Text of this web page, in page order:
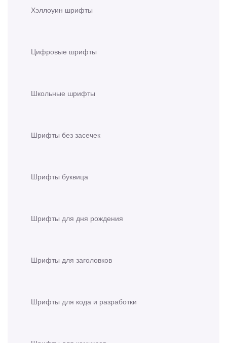
Хэллоуин шрифты
Цифровые шрифты
Школьные шрифты
Шрифты без засечек
Шрифты буквица
Шрифты для дня рождения
Шрифты для заголовков
Шрифты для кода и разработки